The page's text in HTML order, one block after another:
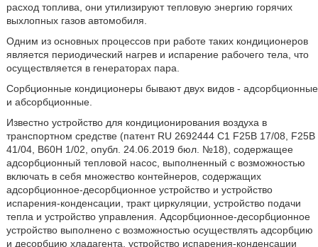
расход топлива, они утилизируют тепловую энергию горячих
выхлопных газов автомобиля.
Одним из основных процессов при работе таких кондиционеров
является периодический нагрев и испарение рабочего тела, что
осуществляется в генераторах пара.
Сорбционные кондиционеры бывают двух видов - адсорбционные
и абсорбционные.
Известно устройство для кондиционирования воздуха в
транспортном средстве (патент RU 2692444 C1 F25B 17/08, F25B
41/04, В60Н 1/02, опубл. 24.06.2019 бюл. №18), содержащее
адсорбционный тепловой насос, выполненный с возможностью
включать в себя множество контейнеров, содержащих
адсорбционное-десорбционное устройство и устройство
испарения-конденсации, тракт циркуляции, устройство подачи
тепла и устройство управления. Адсорбционное-десорбционное
устройство выполнено с возможностью осуществлять адсорбцию
и десорбцию хладагента, устройство испарения-конденсации